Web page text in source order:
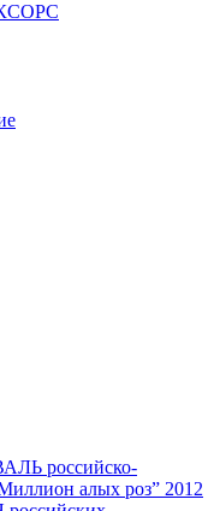
КСОРС
российско-
алых роз” 2012